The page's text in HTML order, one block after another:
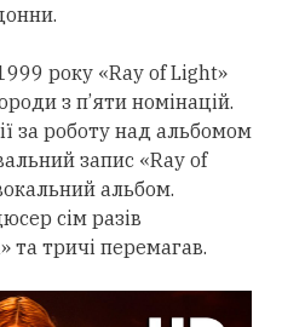
року «Ray of Light»
з п’яти номінацій.
за роботу над альбомом
запис «Ray of
альбом.
сім разів
та тричі перемагав.